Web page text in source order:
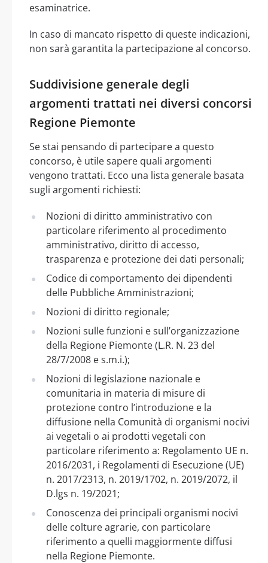
esaminatrice.
In caso di mancato rispetto di queste indicazioni,
non sarà garantita la partecipazione al concorso.
Suddivisione generale degli
argomenti trattati nei diversi concorsi
Regione Piemonte
Se stai pensando di partecipare a questo
concorso, è utile sapere quali argomenti
vengono trattati. Ecco una lista generale basata
sugli argomenti richiesti:
Nozioni di diritto amministrativo con
particolare riferimento al procedimento
amministrativo, diritto di accesso,
trasparenza e protezione dei dati personali;
Codice di comportamento dei dipendenti
delle Pubbliche Amministrazioni;
Nozioni di diritto regionale;
Nozioni sulle funzioni e sull’organizzazione
della Regione Piemonte (L.R. N. 23 del
28/7/2008 e s.m.i.);
Nozioni di legislazione nazionale e
comunitaria in materia di misure di
protezione contro l’introduzione e la
diffusione nella Comunità di organismi nocivi
ai vegetali o ai prodotti vegetali con
particolare riferimento a: Regolamento UE n.
2016/2031, i Regolamenti di Esecuzione (UE)
n. 2017/2313, n. 2019/1702, n. 2019/2072, il
D.lgs n. 19/2021;
Conoscenza dei principali organismi nocivi
delle colture agrarie, con particolare
riferimento a quelli maggiormente diffusi
nella Regione Piemonte.